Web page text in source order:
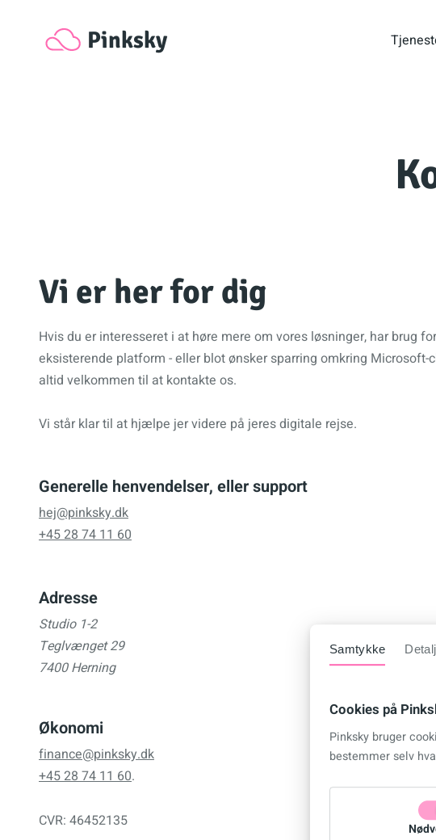
Pinksky
Vi er her for dig
Hvis du er interesseret i at høre mere om vores løsninger, har brug
eksisterende platform - eller blot ønsker sparring omkring Microsoft-
altid velkommen til at kontakte os.
Vi står klar til at hjælpe jer videre på jeres digitale rejse.
Generelle henvendelser, eller support
hej@pinksky.dk
+45 28 74 11 60
Adresse
Studio 1-2
Teglvænget 29
7400 Herning
Økonomi
finance@pinksky.dk
+45 28 74 11 60.
CVR: 46452135
Samtykke
Cookies på
Pinksky bruger
bestemmer selv